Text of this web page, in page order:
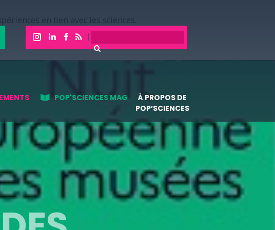
en lien avec les sciences.
POP'SCIENCES MAG
À PROPOS DE
POP’SCIENCES